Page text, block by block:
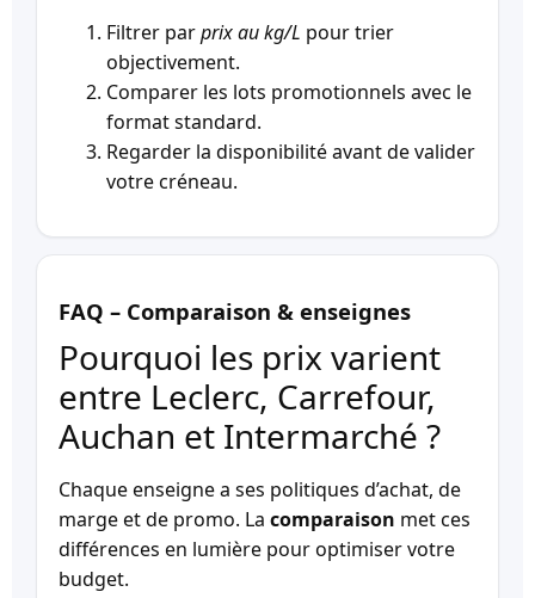
Filtrer parprix au kg/L pour trier
objectivement.
Comparer les lots promotionnels avec le
format standard.
Regarder la disponibilité avant de valider
votre créneau.
FAQ – Comparaison & enseignes
Pourquoi les prix varient
entre Leclerc, Carrefour,
Auchan et Intermarché ?
Chaque enseigne a ses politiques d’achat, de
marge et de promo. La comparaison met ces
différences en lumière pour optimiser votre
budget.